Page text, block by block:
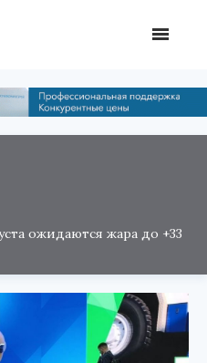
ожидаются жара до +33